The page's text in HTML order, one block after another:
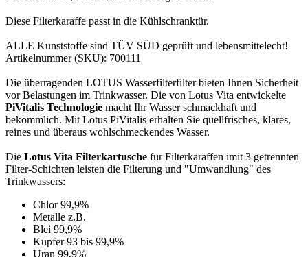
Diese Filterkaraffe passt in die Kühlschranktür.
ALLE Kunststoffe sind TÜV SÜD geprüft und lebensmittelecht!
Artikelnummer (SKU): 700111
Die überragenden LOTUS Wasserfilterfilter bieten Ihnen Sicherheit
vor Belastungen im Trinkwasser. Die von Lotus Vita entwickelte
PiVitalis Technologie macht Ihr Wasser schmackhaft und
bekömmlich. Mit Lotus PiVitalis erhalten Sie quellfrisches, klares,
reines und überaus wohlschmeckendes Wasser.
Die Lotus Vita Filterkartusche für Filterkaraffen imit 3 getrennten
Filter-Schichten leisten die Filterung und "Umwandlung" des
Trinkwassers:
Chlor 99,9%
Metalle z.B.
Blei 99,9%
Kupfer 93 bis 99,9%
Uran 99,9%